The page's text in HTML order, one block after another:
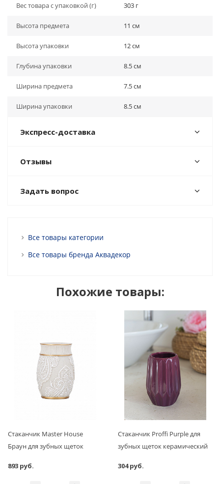
Вес товара с упаковкой (г) 303 г
Высота предмета 11 см
Высота упаковки 12 см
Глубина упаковки 8.5 см
Ширина предмета 7.5 см
Ширина упаковки 8.5 см
Экспресс-доставка
Отзывы
Задать вопрос
Все товары категории
Все товары бренда Аквадекор
Похожие товары:
Стаканчик Master House
Браун для зубных щеток
893 руб.
Стаканчик Proffi Purple для
зубных щеток керамический
304 руб.